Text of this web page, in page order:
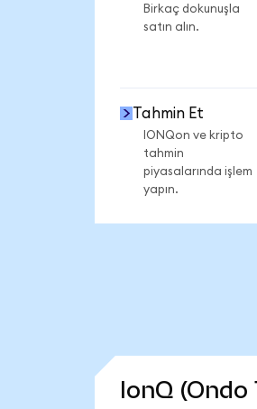
Birkaç dokunuşla
satın alın.
Tahmin Et
IONQon ve kripto
tahmin
piyasalarında işlem
yapın.
IonQ